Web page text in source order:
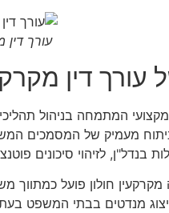
עורך דין
עורך דין
המתמחה בניהול
מעמיק של המסמכים
בנדל"ן, לזיהוי סיכונים
מקרקעין חולון פועל
מנדטים בבתי המשפט